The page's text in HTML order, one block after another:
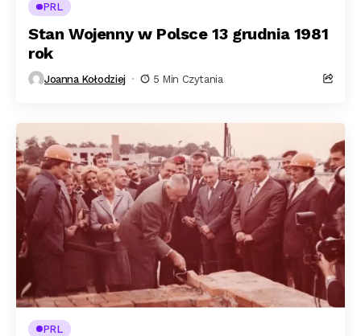
PRL
Stan Wojenny w Polsce 13 grudnia 1981
rok
Joanna Kołodziej 5 Min Czytania
PRL